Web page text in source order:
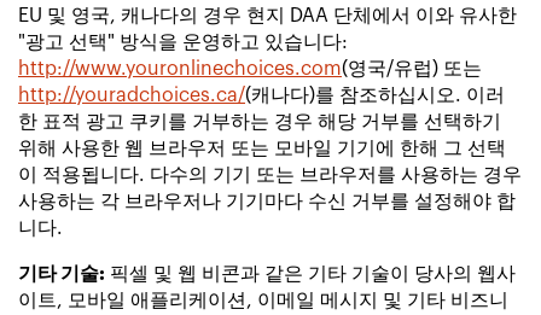
EU 및 영국, 캐나다의 경우 현지 DAA 단체에서 이와 유사한
"광고 선택" 방식을 운영하고 있습니다:
http://www.youronlinechoices.com(영국/유럽) 또는
http://youradchoices.ca/(캐나다)를 참조하십시오. 이러
한 표적 광고 쿠키를 거부하는 경우 해당 거부를 선택하기
위해 사용한 웹 브라우저 또는 모바일 기기에 한해 그 선택
이 적용됩니다. 다수의 기기 또는 브라우저를 사용하는 경우
사용하는 각 브라우저나 기기마다 수신 거부를 설정해야 합
니다.
기타 기술: 픽셀 및 웹 비콘과 같은 기타 기술이 당사의 웹사
이트, 모바일 애플리케이션, 이메일 메시지 및 기타 비즈니